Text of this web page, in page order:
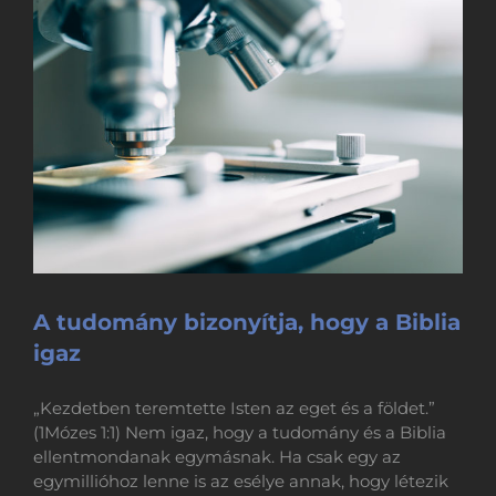
A tudomány bizonyítja, hogy a Biblia
igaz
„Kezdetben teremtette Isten az eget és a földet.”
(1Mózes 1:1) Nem igaz, hogy a tudomány és a Biblia
ellentmondanak egymásnak. Ha csak egy az
egymillióhoz lenne is az esélye annak, hogy létezik